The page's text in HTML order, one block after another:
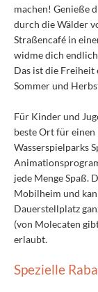
machen! Genieße
durch die Wälder
Straßencafé in
widme dich
Das ist die Freiheit
Sommer und
Für Kinder und
beste Ort für
Wasserspielparks
jede Menge Spaß.
Mobilheim und
Dauerstellplatz
(von Molecaten
erlaubt.
Spezielle